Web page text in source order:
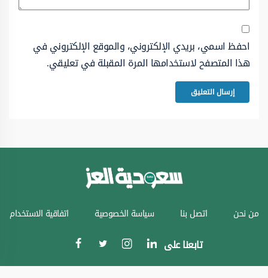
احفظ اسمي، بريدي الإلكتروني، والموقع الإلكتروني في
هذا المتصفح لاستخدامها المرة المقبلة في تعليقي.
من نحن اتصل بنا سياسة الخصوصية اتفاقية الاستخدام
تابعنا على